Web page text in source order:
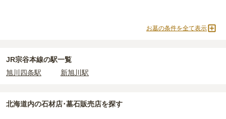
契約条件の詳細は、各霊園のページをご確認いただくか、資料請求
お墓の条件を全て表示
JR宗谷本線の駅一覧
旭川四条駅
新旭川駅
北海道内の石材店･墓石販売店を探す